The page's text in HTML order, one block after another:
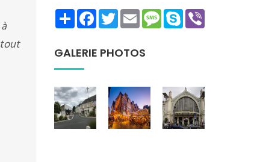
ShareFacebookTwitterEmailMessage
Skype
GALERIE PHOTOS